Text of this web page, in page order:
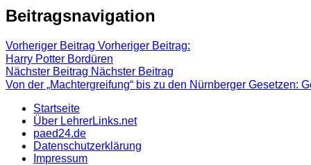
Beitragsnavigation
Vorheriger Beitrag Vorheriger Beitrag:
Harry Potter Bordüren
Nächster Beitrag Nächster Beitrag
Von der „Machtergreifung“ bis zu den Nürnberger Gesetzen:
Startseite
Über LehrerLinks.net
paed24.de
Datenschutzerklärung
Impressum